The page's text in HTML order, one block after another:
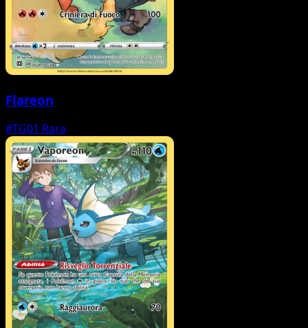
Flareon
#TG01 Rara